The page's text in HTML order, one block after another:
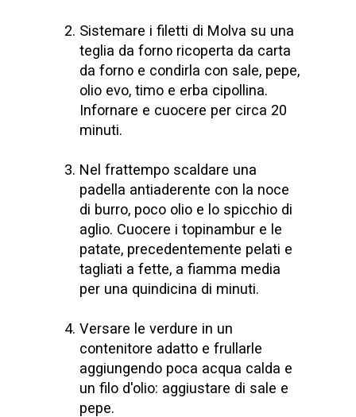
Sistemare i filetti di Molva su una
teglia da forno ricoperta da carta
da forno e condirla con sale, pepe,
olio evo, timo e erba cipollina.
Infornare e cuocere per circa 20
minuti.
Nel frattempo scaldare una
padella antiaderente con la noce
di burro, poco olio e lo spicchio di
aglio. Cuocere i topinambur e le
patate, precedentemente pelati e
tagliati a fette, a fiamma media
per una quindicina di minuti.
Versare le verdure in un
contenitore adatto e frullarle
aggiungendo poca acqua calda e
un filo d'olio: aggiustare di sale e
pepe.